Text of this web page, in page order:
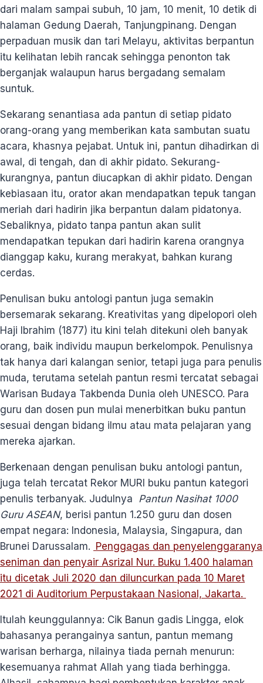
dari malam sampai subuh, 10 jam, 10 menit, 10 detik di
halaman Gedung Daerah, Tanjungpinang. Dengan
perpaduan musik dan tari Melayu, aktivitas berpantun
itu kelihatan lebih rancak sehingga penonton tak
berganjak walaupun harus bergadang semalam
suntuk.
Sekarang senantiasa ada pantun di setiap pidato
orang-orang yang memberikan kata sambutan suatu
acara, khasnya pejabat. Untuk ini, pantun dihadirkan di
awal, di tengah, dan di akhir pidato. Sekurang-
kurangnya, pantun diucapkan di akhir pidato. Dengan
kebiasaan itu, orator akan mendapatkan tepuk tangan
meriah dari hadirin jika berpantun dalam pidatonya.
Sebaliknya, pidato tanpa pantun akan sulit
mendapatkan tepukan dari hadirin karena orangnya
dianggap kaku, kurang merakyat, bahkan kurang
cerdas.
Penulisan buku antologi pantun juga semakin
bersemarak sekarang. Kreativitas yang dipelopori oleh
Haji Ibrahim (1877) itu kini telah ditekuni oleh banyak
orang, baik individu maupun berkelompok. Penulisnya
tak hanya dari kalangan senior, tetapi juga para penulis
muda, terutama setelah pantun resmi tercatat sebagai
Warisan Budaya Takbenda Dunia oleh UNESCO. Para
guru dan dosen pun mulai menerbitkan buku pantun
sesuai dengan bidang ilmu atau mata pelajaran yang
mereka ajarkan.
Berkenaan dengan penulisan buku antologi pantun,
juga telah tercatat Rekor MURI buku pantun kategori
penulis terbanyak. Judulnya Pantun Nasihat 1000
Guru ASEAN, berisi pantun 1.250 guru dan dosen
empat negara: Indonesia, Malaysia, Singapura, dan
Brunei Darussalam. Penggagas dan penyelenggaranya
seniman dan penyair Asrizal Nur. Buku 1.400 halaman
itu dicetak Juli 2020 dan diluncurkan pada 10 Maret
2021 di Auditorium Perpustakaan Nasional, Jakarta.
Itulah keunggulannya: Cik Banun gadis Lingga, elok
bahasanya perangainya santun, pantun memang
warisan berharga, nilainya tiada pernah menurun:
kesemuanya rahmat Allah yang tiada berhingga.